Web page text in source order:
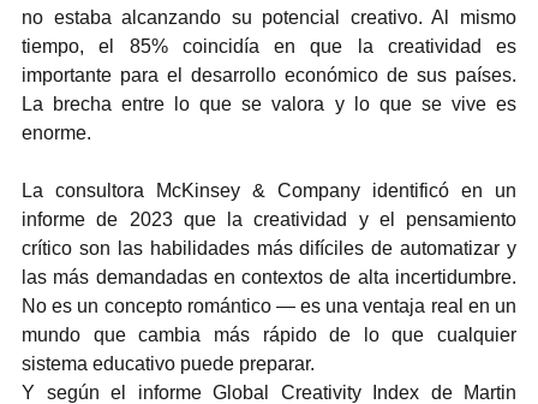
no estaba alcanzando su potencial creativo. Al mismo
tiempo, el 85% coincidía en que la creatividad es
importante para el desarrollo económico de sus países.
La brecha entre lo que se valora y lo que se vive es
enorme.
La consultora McKinsey & Company identificó en un
informe de 2023 que la creatividad y el pensamiento
crítico son las habilidades más difíciles de automatizar y
las más demandadas en contextos de alta incertidumbre.
No es un concepto romántico — es una ventaja real en un
mundo que cambia más rápido de lo que cualquier
sistema educativo puede preparar.
Y según el informe Global Creativity Index de Martin